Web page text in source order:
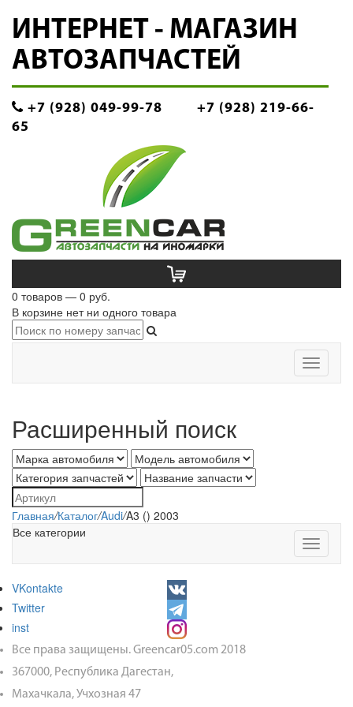
ИНТЕРНЕТ - МАГАЗИН
АВТОЗАПЧАСТЕЙ
+7 (928) 049-99-78
+7 (928) 219-66-
65
0 товаров — 0 руб.
В корзине нет ни одного товара
Toggle
Расширенный поиск
Главная/Каталог/Audi/A3 () 2003
Toggle
Все категории
VKontakte
Twitter
inst
Все права защищены. Greencar05.com 2018
367000, Республика Дагестан,
Махачкала, Учхозная 47